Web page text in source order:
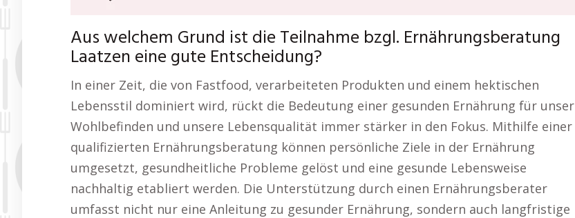
Aus welchem Grund ist die Teilnahme bzgl. Ernährungsberatung
Laatzen eine gute Entscheidung?
In einer Zeit, die von Fastfood, verarbeiteten Produkten und einem hektischen
Lebensstil dominiert wird, rückt die Bedeutung einer gesunden Ernährung für unser
Wohlbefinden und unsere Lebensqualität immer stärker in den Fokus. Mithilfe einer
qualifizierten Ernährungsberatung können persönliche Ziele in der Ernährung
umgesetzt, gesundheitliche Probleme gelöst und eine gesunde Lebensweise
nachhaltig etabliert werden. Die Unterstützung durch einen Ernährungsberater
umfasst nicht nur eine Anleitung zu gesunder Ernährung, sondern auch langfristige